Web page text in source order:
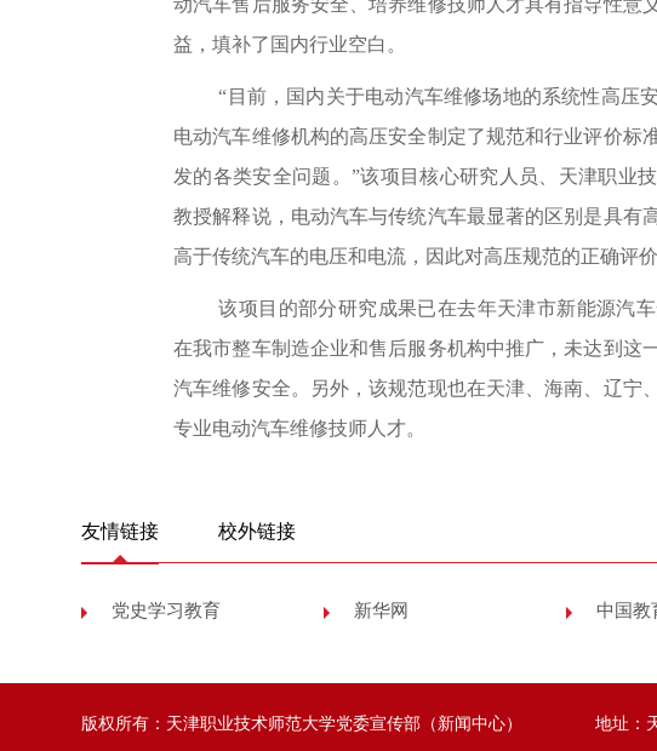
益，填补了国内行业空白。
“目前，国内关于电动汽车维修场地的系统性高压
电动汽车维修机构的高压安全制定了规范和行业评价标
发的各类安全问题。”该项目核心研究人员、天津职业
教授解释说，电动汽车与传统汽车最显著的区别是具有
高于传统汽车的电压和电流，因此对高压规范的正确评
该项目的部分研究成果已在去年天津市新能源汽
在我市整车制造企业和售后服务机构中推广，未达到这
汽车维修安全。另外，该规范现也在天津、海南、辽宁
专业电动汽车维修技师人才。
友情链接 校外链接
党史学习教育 新华网 中国教
版权所有：天津职业技术师范大学党委宣传部（新闻中心） 地址：